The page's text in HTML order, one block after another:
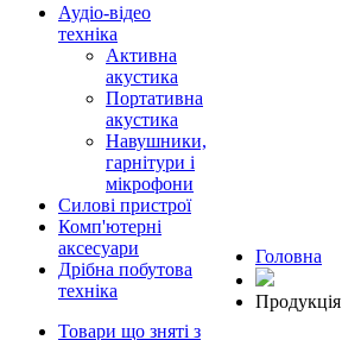
Аудіо-відео
техніка
Активна
акустика
Портативна
акустика
Навушники,
гарнітури і
мікрофони
Силові пристрої
Комп'ютерні
аксесуари
Дрібна побутова
техніка
Товари що зняті з
Головна
Продукцiя